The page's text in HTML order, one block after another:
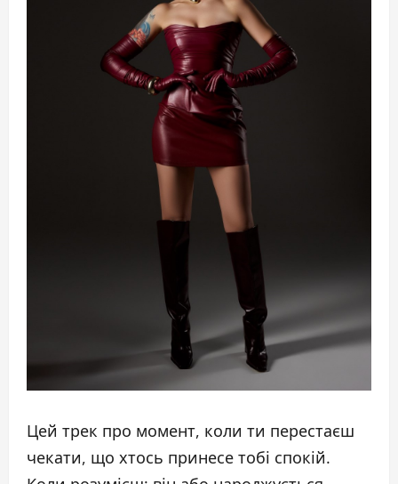
Цей трек про момент, коли ти перестаєш
чекати, що хтось принесе тобі спокій.